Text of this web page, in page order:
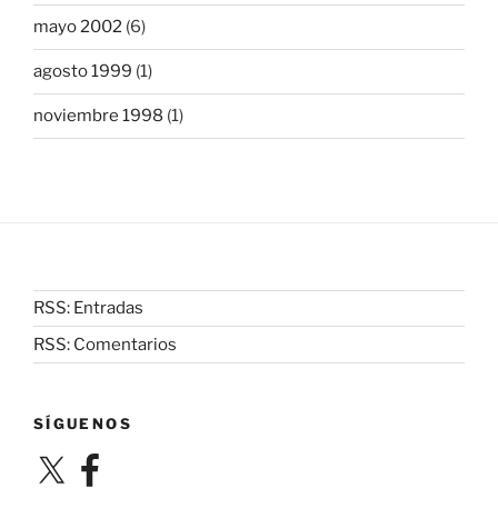
mayo 2002 (6)
agosto 1999 (1)
noviembre 1998 (1)
RSS: Entradas
RSS: Comentarios
SÍGUENOS
X Facebook